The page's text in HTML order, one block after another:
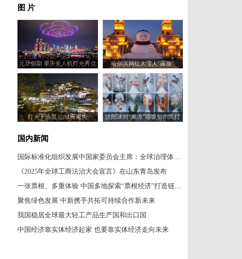
图 片
元旦假期 重庆无人机灯光秀点
亮绚丽夜空
哈尔滨网红大雪人“露脸”
灯火下浩里 山城夜未央
沈阳冰封“果冻”墙吸引市民打
国内新闻
国际标准化组织发展中国家委员会主席：全球治理体系改革应共建共享
《2025年全球工商法治大会宣言》在山东青岛发布
一张票根、多重体验 中国多地探索“票根经济”打造链式消费新场景
聚焦绿色发展 中新携手共拓可持续合作新未来
我国稳居全球最大轻工产品生产国和出口国
中国经济靠实体经济起家 也要靠实体经济走向未来